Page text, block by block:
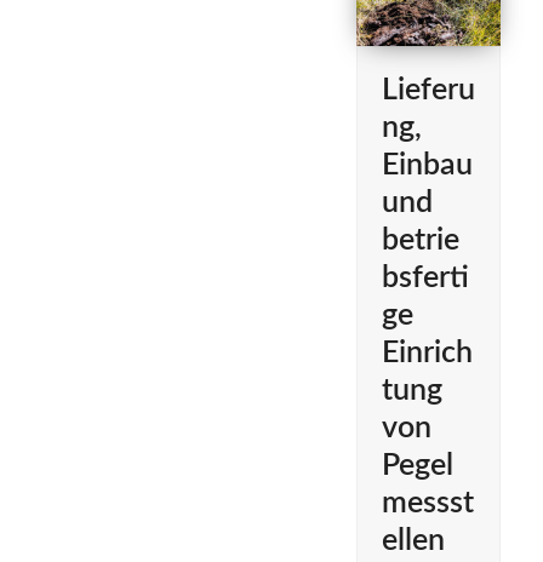
Lieferu
ng,
Einbau
und
betrie
bsferti
ge
Einrich
tung
von
Pegel
messst
ellen